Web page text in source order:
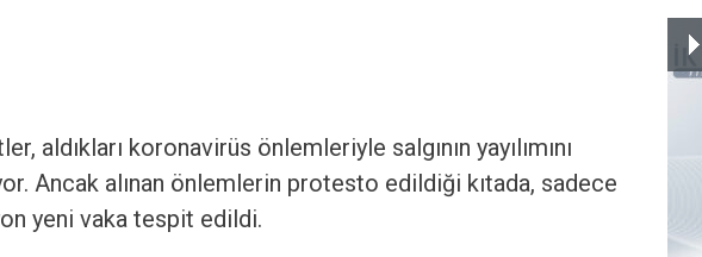
aldıkları koronavirüs önlemleriyle salgının yayılımını
Ancak alınan önlemlerin protesto edildiği kıtada, sadece
yeni vaka tespit edildi.